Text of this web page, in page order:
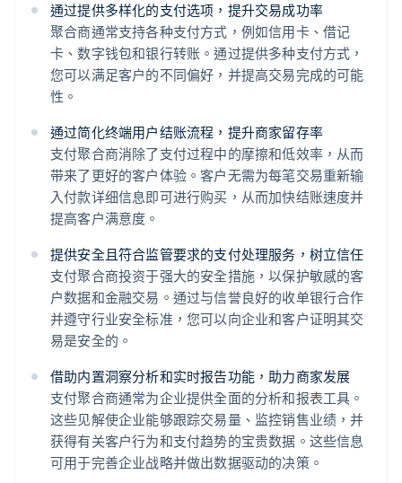
通过提供多样化的支付选项，提升交易成功率
聚合商通常支持各种支付方式，例如信用卡、借记
卡、数字钱包和银行转账。通过提供多种支付方式，
您可以满足客户的不同偏好，并提高交易完成的可能
性。
通过简化终端用户结账流程，提升商家留存率
支付聚合商消除了支付过程中的摩擦和低效率，从而
带来了更好的客户体验。客户无需为每笔交易重新输
入付款详细信息即可进行购买，从而加快结账速度并
提高客户满意度。
提供安全且符合监管要求的支付处理服务，树立信任
支付聚合商投资于强大的安全措施，以保护敏感的客
户数据和金融交易。通过与信誉良好的收单银行合作
并遵守行业安全标准，您可以向企业和客户证明其交
易是安全的。
借助内置洞察分析和实时报告功能，助力商家发展
支付聚合商通常为企业提供全面的分析和报表工具。
这些见解使企业能够跟踪交易量、监控销售业绩，并
获得有关客户行为和支付趋势的宝贵数据。这些信息
可用于完善企业战略并做出数据驱动的决策。